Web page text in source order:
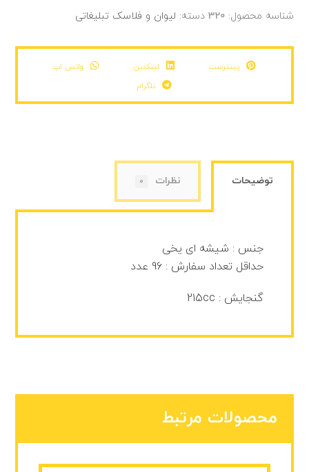
شناسه محصول:320 دسته: لیوان و فلاسک تبلیغاتی
پینترست لینکدین
واتس اپ
تلگرام
توضیحات نظرات 0
جنس : شیشه ای یخی
حداقل تعداد سفارش : 96 عدد
گنجایش : 215cc
محصولات مرتبط